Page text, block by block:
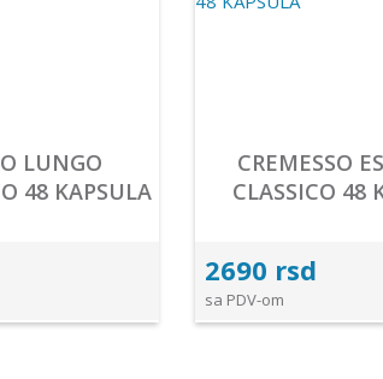
LUNGO
48 KAPSULA
CREMESSO
CLASSICO 48
2690 rsd
sa PDV-om